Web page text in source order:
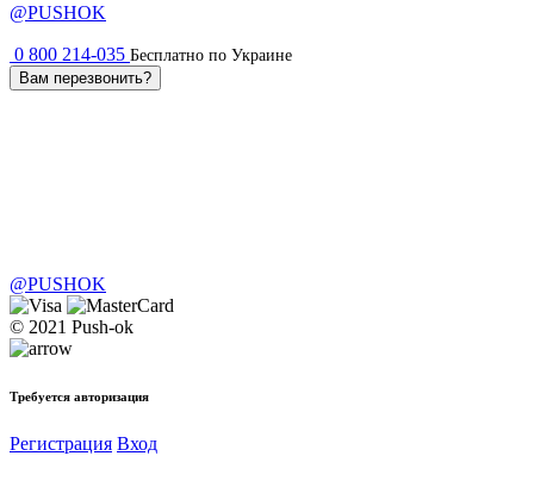
@PUSHOK
0 800 214-035 Бесплатно по Украине
Вам перезвонить?
@PUSHOK
© 2021 Push-ok
Требуется авторизация
Регистрация Вход